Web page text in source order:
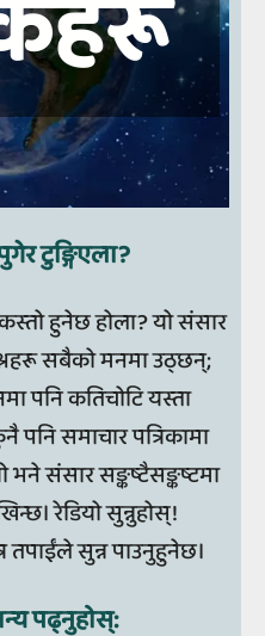
टुङ्गिएला?
हुनेछ होला? यो संसार
सबैको मनमा उठ्छन्;
पनि कतिचोटि यस्ता
पनि समाचार पत्रिकामा
संसार सङ्कष्टैसङ्कष्टमा
रेडियो सुन्नुहोस्!
तपाईंले सुन्न पाउनुहुनेछ।
पढ्नुहोस्: